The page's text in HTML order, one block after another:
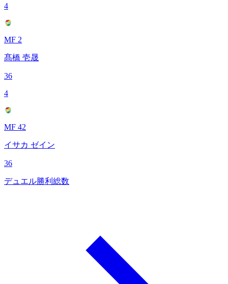
4
MF 2
髙橋 壱晟
36
4
MF 42
イサカ ゼイン
36
デュエル勝利総数